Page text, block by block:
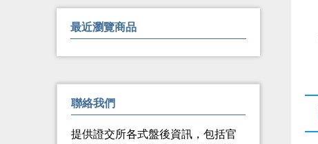
最近瀏覽商品
聯絡我們
提供證交所各式盤後資訊，包括官